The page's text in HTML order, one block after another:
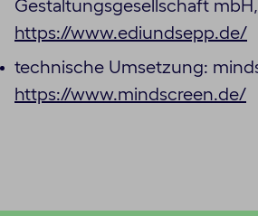
Gestaltungsgesellschaft mbH,
https://www.ediundsepp.de/
technische Umsetzung:
https://www.mindscreen.de/